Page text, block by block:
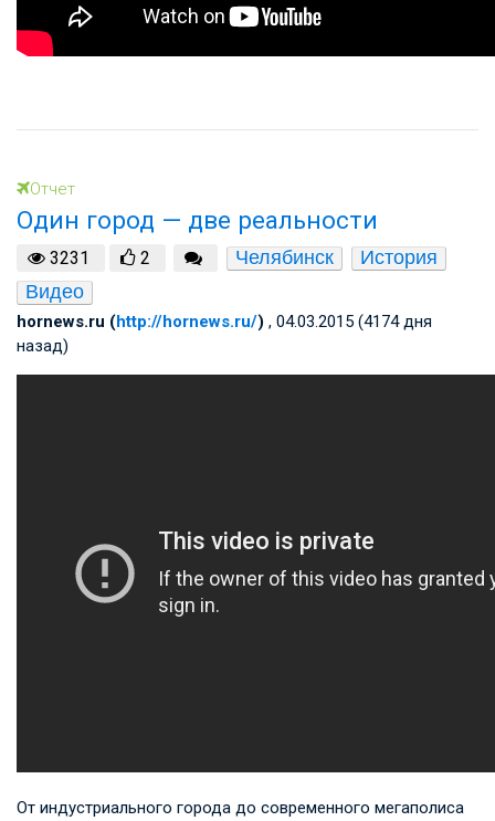
Отчет
Один город — две реальности
3231 2 Челябинск
История
Видео
hornews.ru (http://hornews.ru/) , 04.03.2015 (4174 дня
назад)
От индустриального города до современного мегаполиса